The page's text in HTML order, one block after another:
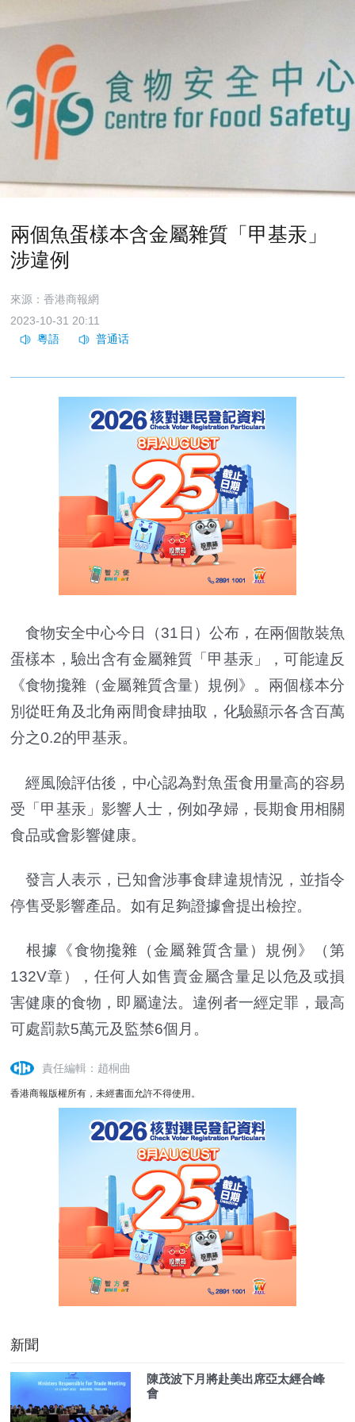
兩個魚蛋樣本含金屬雜質「甲基汞」
涉違例
來源：香港商報網
2023-10-31 20:11
食物安全中心今日（31日）公布，在兩個散裝魚
蛋樣本，驗出含有金屬雜質「甲基汞」，可能違反
《食物攙雜（金屬雜質含量）規例》。兩個樣本分
別從旺角及北角兩間食肆抽取，化驗顯示各含百萬
分之0.2的甲基汞。
經風險評估後，中心認為對魚蛋食用量高的容易
受「甲基汞」影響人士，例如孕婦，長期食用相關
食品或會影響健康。
發言人表示，已知會涉事食肆違規情況，並指令
停售受影響產品。如有足夠證據會提出檢控。
根據《食物攙雜（金屬雜質含量）規例》（第
132V章），任何人如售賣金屬含量足以危及或損
害健康的食物，即屬違法。違例者一經定罪，最高
可處罰款5萬元及監禁6個月。
責任編輯：趙桐曲
香港商報版權所有，未經書面允許不得使用。
新聞
陳茂波下月將赴美出席亞太經合峰
會